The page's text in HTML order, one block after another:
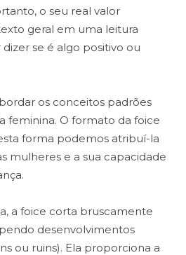
o seu real valor
geral em uma leitura
se é algo positivo ou
os conceitos padrões
feminina. O formato da foice
forma podemos atribuí-la
mulheres e a sua capacidade
a foice corta bruscamente
desenvolvimentos
ou ruins). Ela proporciona a